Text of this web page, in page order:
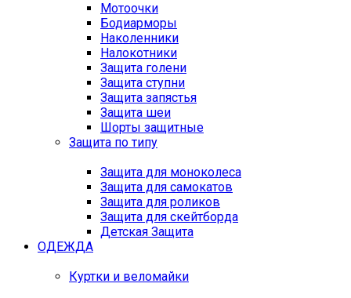
Мотоочки
Бодиарморы
Наколенники
Налокотники
Защита голени
Защита ступни
Защита запястья
Защита шеи
Шорты защитные
Защита по типу
Защита для моноколеса
Защита для самокатов
Защита для роликов
Защита для скейтборда
Детская Защита
ОДЕЖДА
Куртки и веломайки